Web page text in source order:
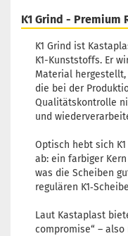
K1 Grind - Premium
K1 Grind ist
K1-Kunststoffs. Er
Material hergestellt,
die bei der
Qualitätskontrolle
und
Optisch hebt sich
ab: ein farbiger
was die Scheiben
regulären
Laut Kastaplast
compromise“ –